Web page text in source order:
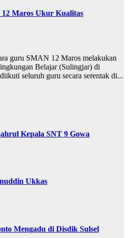
Maros Ukur Kualitas
guru SMAN 12 Maros melakukan
Belajar (Sulingjar) di
seluruh guru secara serentak di...
Kepala SNT 9 Gowa
Ukkas
Mengadu di Disdik Sulsel